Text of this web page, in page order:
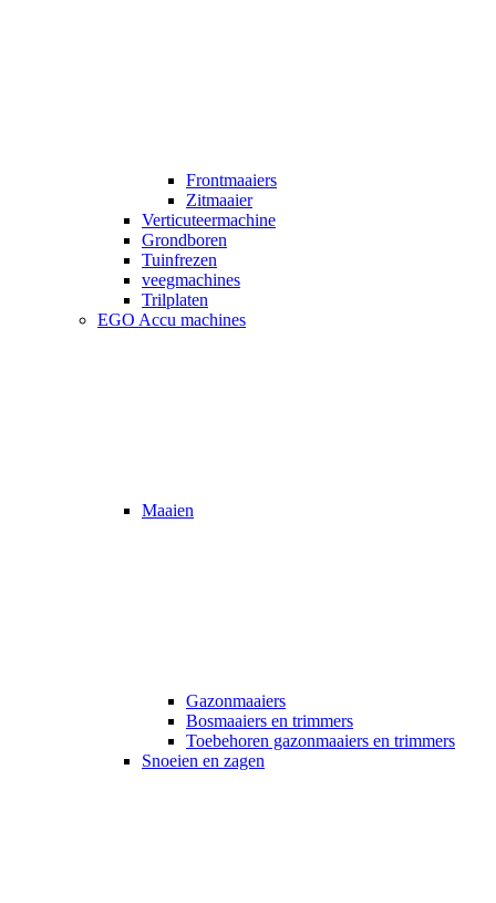
Frontmaaiers
Zitmaaier
Verticuteermachine
Grondboren
Tuinfrezen
veegmachines
Trilplaten
EGO Accu machines
Maaien
Gazonmaaiers
Bosmaaiers en trimmers
Toebehoren gazonmaaiers en trimmers
Snoeien en zagen